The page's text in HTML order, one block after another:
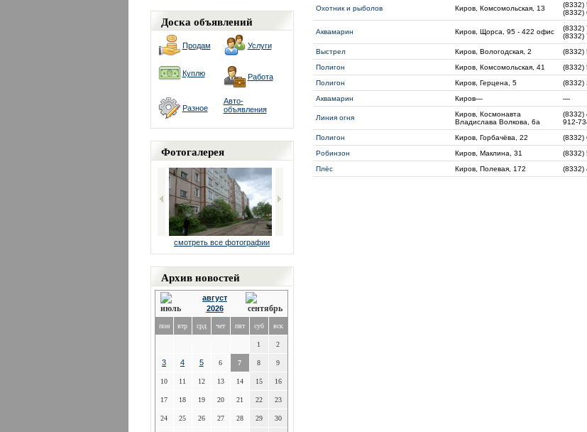
Доска объявлений
Продам Услуги
Куплю Работа
Разное
Авто-
объявления
Фотогалерея
смотреть все фотографии
Архив новостей
август
2026
пон втр срд чет пят суб вск
1 2
3 4 5 6 7 8 9
10 11 12 13 14 15 16
17 18 19 20 21 22 23
24 25 26 27 28 29 30
Охотник и рыболов Киров, Комсомольская, 13
(8332)
(8332)
Аквамарин Киров, Щорса, 95 - 422 офис
(8332)
(8332)
Выстрел
Киров, Вологодская, 2
(8332)
Полигон
Киров, Комсомольская, 41
(8332)
Полигон
Киров, Герцена, 5
(8332)
Аквамарин
Киров— —
Линия огня
Киров, Космонавта
Владислава Волкова, 6а
(8332)
912-
Полигон
Киров, Горбачёва, 22
(8332)
Робинзон
Киров, Маклина, 31
(8332)
Плёс
Киров, Полевая, 172 (8332)